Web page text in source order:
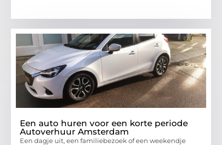
Een auto huren voor een korte periode
Autoverhuur Amsterdam
Een dagje uit, een familiebezoek of een weekendje